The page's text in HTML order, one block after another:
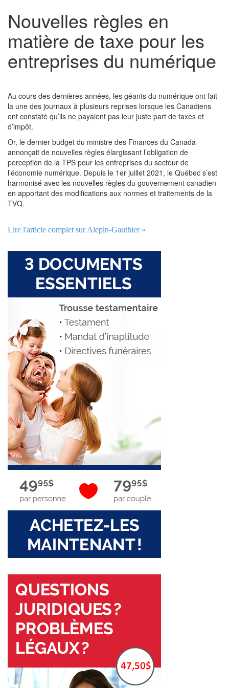
Nouvelles règles en
matière de taxe pour les
entreprises du numérique
Au cours des dernières années, les géants du numérique ont fait
la une des journaux à plusieurs reprises lorsque les Canadiens
ont constaté qu’ils ne payaient pas leur juste part de taxes et
d’impôt.
Or, le dernier budget du ministre des Finances du Canada
annonçait de nouvelles règles élargissant l’obligation de
perception de la TPS pour les entreprises du secteur de
l’économie numérique. Depuis le 1er juillet 2021, le Québec s’est
harmonisé avec les nouvelles règles du gouvernement canadien
en apportant des modifications aux normes et traitements de la
TVQ.
Lire l'article complet sur Alepin-Gauthier »